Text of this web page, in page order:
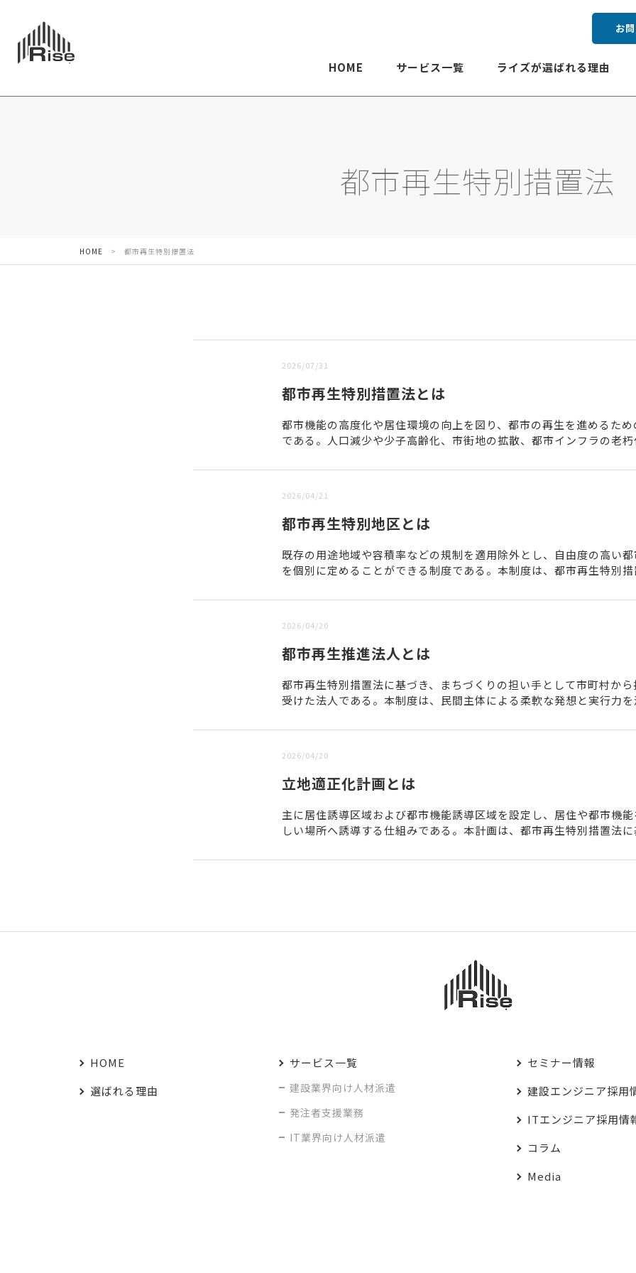
お
HOME サービス一覧 ライズが選ばれる理由
都市再生特別措置法
HOME > 都市再生特別措置法
2026/07/31
都市再生特別措置法とは
都市機能の高度化や居住環境の向上を図り、都市の再生を進めるため
である。人口減少や少子高齢化、市街地の拡散、都市インフラの老朽
2026/04/21
都市再生特別地区とは
既存の用途地域や容積率などの規制を適用除外とし、自由度の高い
を個別に定めることができる制度である。本制度は、都市再生特別措
2026/04/20
都市再生推進法人とは
都市再生特別措置法に基づき、まちづくりの担い手として市町村から
受けた法人である。本制度は、民間主体による柔軟な発想と実行力を
2026/04/20
立地適正化計画とは
主に居住誘導区域および都市機能誘導区域を設定し、居住や都市機能
しい場所へ誘導する仕組みである。本計画は、都市再生特別措置法に
HOME
選ばれる理由
サービス一覧
建設業界向け人材派遣
発注者支援業務
IT業界向け人材派遣
セミナー情報
建設エンジニア採用
ITエンジニア採用情
コラム
Media